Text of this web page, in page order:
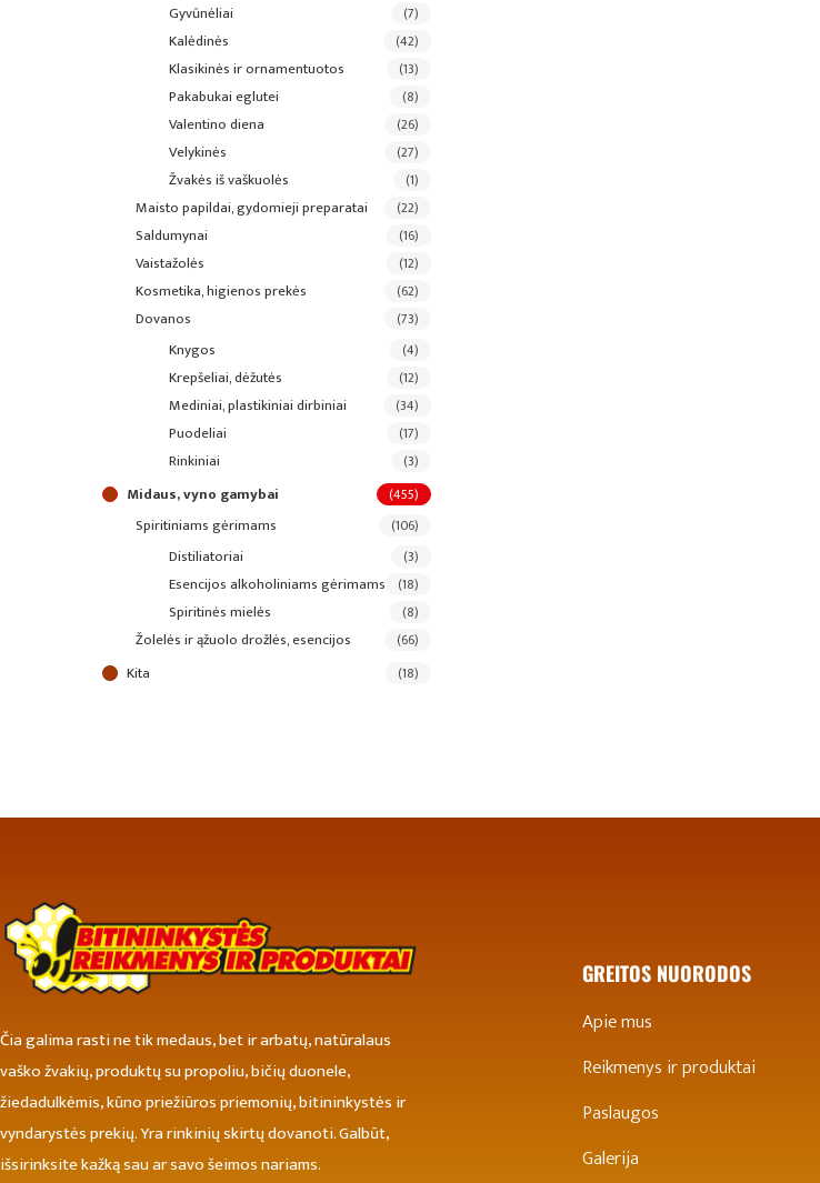
gyvūnėliai (7)
kalėdinės (42)
klasikinės ir ornamentuotos (13)
pakabukai eglutei (8)
valentino diena (26)
velykinės (27)
žvakės iš vaškuolės (1)
maisto papildai, gydomieji preparatai (22)
saldumynai (16)
vaistažolės (12)
kosmetika, higienos prekės (62)
dovanos (73)
knygos (4)
krepšeliai, dėžutės (12)
mediniai, plastikiniai dirbiniai (34)
puodeliai (17)
rinkiniai (3)
midaus, vyno gamybai (455)
spiritiniams gėrimams (106)
distiliatoriai (3)
esencijos alkoholiniams gėrimams (18)
spiritinės mielės (8)
žolelės ir ąžuolo drožlės, esencijos (66)
kita (18)
Čia galima rasti ne tik medaus, bet ir arbatų, natūralaus
vaško žvakių, produktų su propoliu, bičių duonele,
žiedadulkėmis, kūno priežiūros priemonių, bitininkystės ir
vyndarystės prekių. Yra rinkinių skirtų dovanoti. Galbūt,
išsirinksite kažką sau ar savo šeimos nariams.
GREITOS NUORODOS
Apie mus
Reikmenys ir produktai
Paslaugos
Galerija